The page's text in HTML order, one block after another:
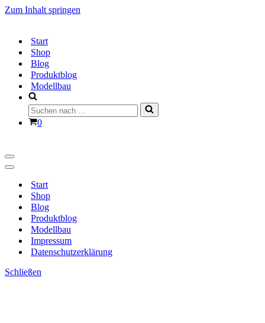
Zum Inhalt springen
Start
Shop
Blog
Produktblog
Modellbau
Suchen
nach …
Warenkorb
0
Navigationsmenü
Navigationsmenü
Start
Shop
Blog
Produktblog
Modellbau
Impressum
Datenschutzerklärung
Schließen